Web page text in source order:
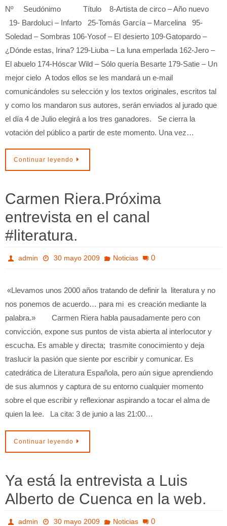
Nº Seudónimo Título 8-Artista de circo – Año nuevo
19- Bardoluci – Infarto 25-Tomás García – Marcelina 95-
Soledad – Sombras 106-Yosof – El desierto 109-Gatopardo –
¿Dónde estas, Irina? 129-Liuba – La luna emperlada 162-Jero –
El abuelo 174-Hóscar Wild – Sólo quería Besarte 179-Satie – Un
mejor cielo A todos ellos se les mandará un e-mail
comunicándoles su selección y los textos originales, escritos tal
y como los mandaron sus autores, serán enviados al jurado que
el día 4 de Julio elegirá a los tres ganadores. Se cierra la
votación del público a partir de este momento. Una vez…
Continuar leyendo
Carmen Riera.Próxima
entrevista en el canal
#literatura.
admin 30 mayo 2009 Noticias 0
«Llevamos unos 2000 años tratando de definir la literatura y no
nos ponemos de acuerdo… para mi es creación mediante la
palabra.» Carmen Riera habla pausadamente pero con
convicción, expone sus puntos de vista abierta al interlocutor y
escucha. Es amable y directa; trasmite conocimiento y deja
traslucir la pasión que siente por escribir y comunicar. Es
catedrática de Literatura Española, pero aún sigue aprendiendo
de sus alumnos y captura de su entorno cualquier momento
sobre el que escribir y reflexionar aspirando a tocar el alma de
quien la lee. La cita: 3 de junio a las 21:00…
Continuar leyendo
Ya está la entrevista a Luis
Alberto de Cuenca en la web.
admin 30 mayo 2009 Noticias 0